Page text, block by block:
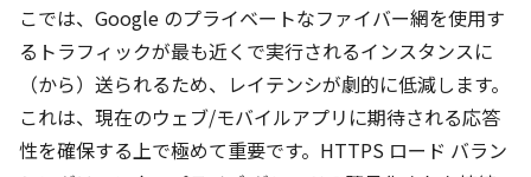
こでは、Google のプライベートなファイバー網を使用す
るトラフィックが最も近くで実行されるインスタンスに
（から）送られるため、レイテンシが劇的に低減します。
これは、現在のウェブ/モバイルアプリに期待される応答
性を確保する上で極めて重要です。HTTPS ロード バラン